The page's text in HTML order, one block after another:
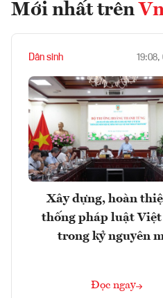
Mới nhất trên
Dân sinh 19:08,
Xây dựng, hoàn
thống pháp luật Việt
trong kỷ nguyên
Đọc ngay